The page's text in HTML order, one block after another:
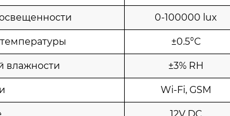
0-100000 lux
±0.5°C
влажности ±3% RH
Wi-Fi, GSM